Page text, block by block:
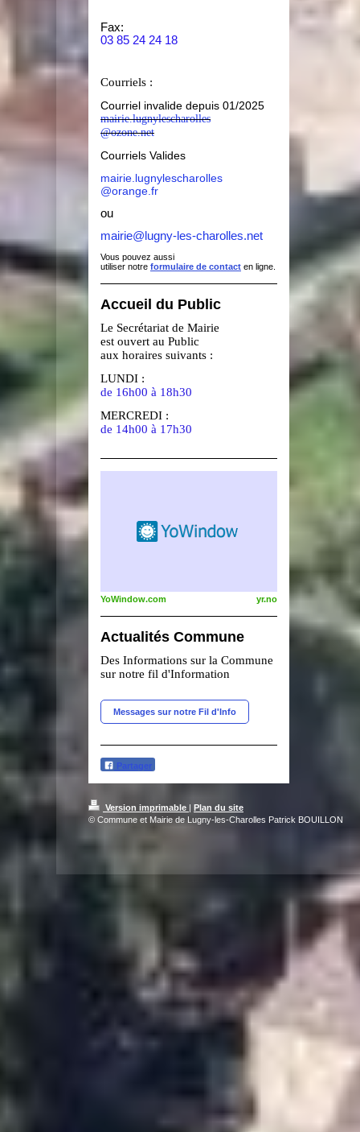
Fax:
03 85 24 24 18
Courriels :
Courriel invalide depuis 01/2025
mairie.lugnylescharolles
@ozone.net
Courriels Valides
mairie.lugnylescharolles
@orange.fr
ou
mairie@lugny-les-charolles.net
Vous pouvez aussi
utiliser notre formulaire de contact en ligne.
Accueil du Public
Le Secrétariat de Mairie
est ouvert au Public
aux horaires suivants :
LUNDI :
de 16h00 à 18h30
MERCREDI :
de 14h00 à 17h30
YoWindow.com yr.no
Actualités Commune
Des Informations sur la Commune
sur notre fil d'Information
Messages sur notre Fil d'Info
Partager
Version imprimable | Plan du site
© Commune et Mairie de Lugny-les-Charolles Patrick BOUILLON